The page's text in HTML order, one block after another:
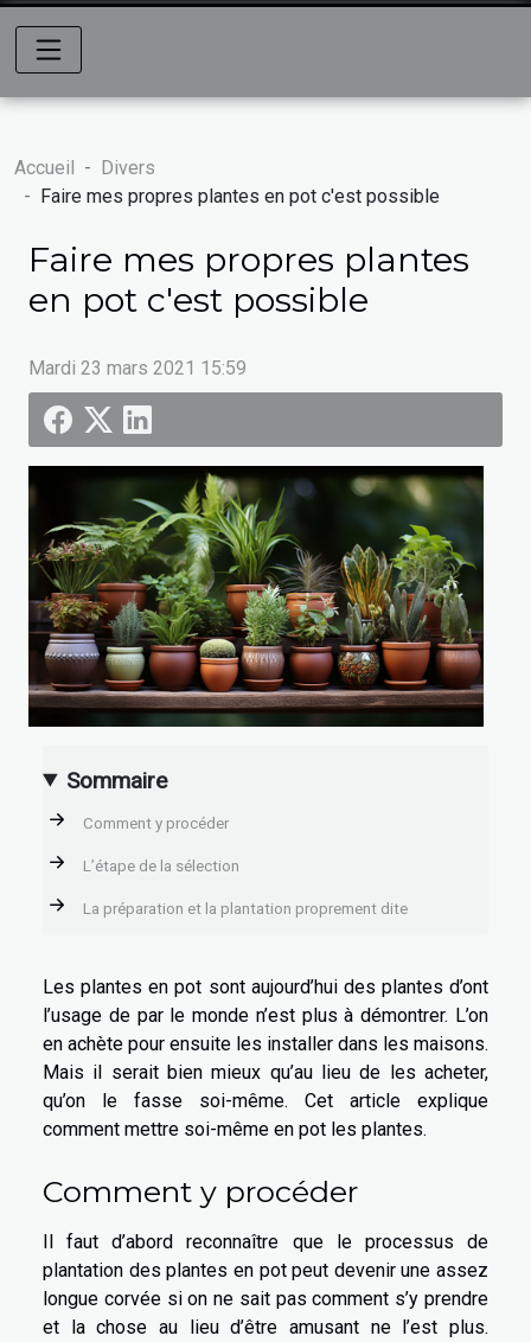
Accueil
Divers
Faire mes propres plantes en pot c'est possible
Faire mes propres plantes
en pot c'est possible
Mardi 23 mars 2021 15:59
Sommaire
Comment y procéder
L’étape de la sélection
La préparation et la plantation proprement dite
Les plantes en pot sont aujourd’hui des plantes d’ont
l’usage de par le monde n’est plus à démontrer. L’on
en achète pour ensuite les installer dans les maisons.
Mais il serait bien mieux qu’au lieu de les acheter,
qu’on le fasse soi-même. Cet article explique
comment mettre soi-même en pot les plantes.
Comment y procéder
Il faut d’abord reconnaître que le processus de
plantation des plantes en pot peut devenir une assez
longue corvée si on ne sait pas comment s’y prendre
et la chose au lieu d’être amusant ne l’est plus.